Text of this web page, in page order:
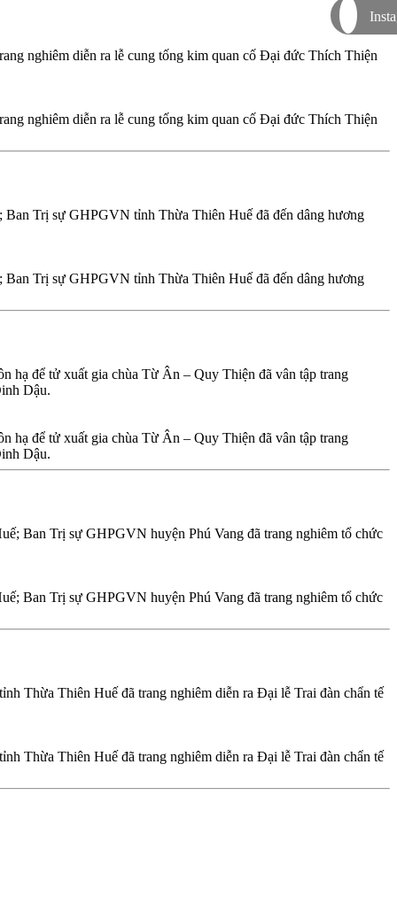
nghiêm diễn ra lễ cung tống kim quan cố Đại đức Thích Thiện
nghiêm diễn ra lễ cung tống kim quan cố Đại đức Thích Thiện
Ban Trị sự GHPGVN tỉnh Thừa Thiên Huế đã đến dâng hương
Ban Trị sự GHPGVN tỉnh Thừa Thiên Huế đã đến dâng hương
hạ để tử xuất gia chùa Từ Ân – Quy Thiện đã vân tập trang
Dậu.
hạ để tử xuất gia chùa Từ Ân – Quy Thiện đã vân tập trang
Dậu.
Ban Trị sự GHPGVN huyện Phú Vang đã trang nghiêm tổ chức
Ban Trị sự GHPGVN huyện Phú Vang đã trang nghiêm tổ chức
Thừa Thiên Huế đã trang nghiêm diễn ra Đại lễ Trai đàn chẩn tế
Thừa Thiên Huế đã trang nghiêm diễn ra Đại lễ Trai đàn chẩn tế